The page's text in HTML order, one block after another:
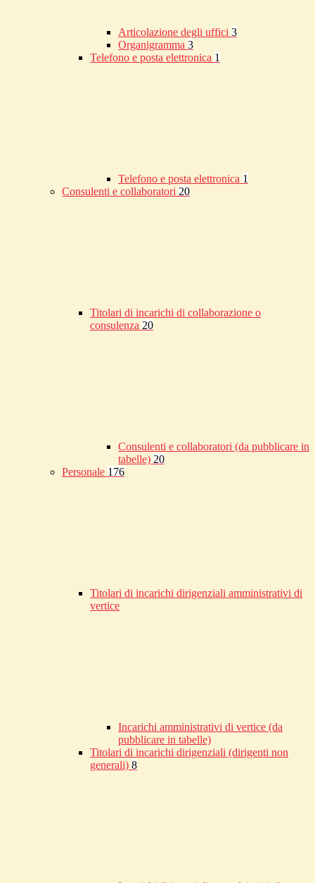
Articolazione degli uffici 3
Organigramma 3
Telefono e posta elettronica 1
Telefono e posta elettronica 1
Consulenti e collaboratori 20
Titolari di incarichi di collaborazione o
consulenza 20
Consulenti e collaboratori (da pubblicare in
tabelle) 20
Personale 176
Titolari di incarichi dirigenziali amministrativi di
vertice
Incarichi amministrativi di vertice (da
pubblicare in tabelle)
Titolari di incarichi dirigenziali (dirigenti non
generali) 8